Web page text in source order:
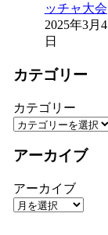
ッチャ大会
2025年3月4
日
カテゴリー
カテゴリー
アーカイブ
アーカイブ